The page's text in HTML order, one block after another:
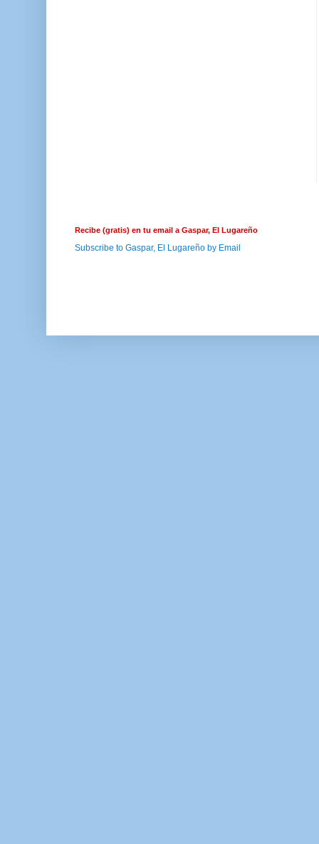
Recibe (gratis) en tu email a Gaspar, El Lugareño
Subscribe to Gaspar, El Lugareño by Email